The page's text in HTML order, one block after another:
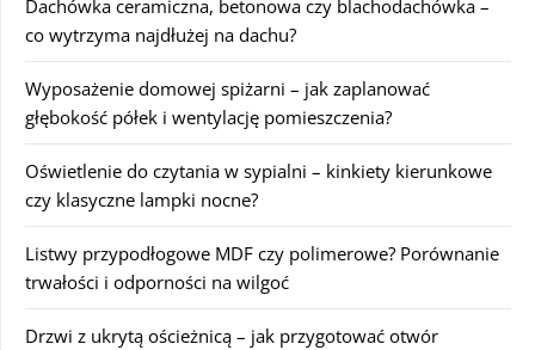
Dachówka ceramiczna, betonowa czy blachodachówka –
co wytrzyma najdłużej na dachu?
Wyposażenie domowej spiżarni – jak zaplanować
głębokość półek i wentylację pomieszczenia?
Oświetlenie do czytania w sypialni – kinkiety kierunkowe
czy klasyczne lampki nocne?
Listwy przypodłogowe MDF czy polimerowe? Porównanie
trwałości i odporności na wilgoć
Drzwi z ukrytą ościeżnicą – jak przygotować otwór